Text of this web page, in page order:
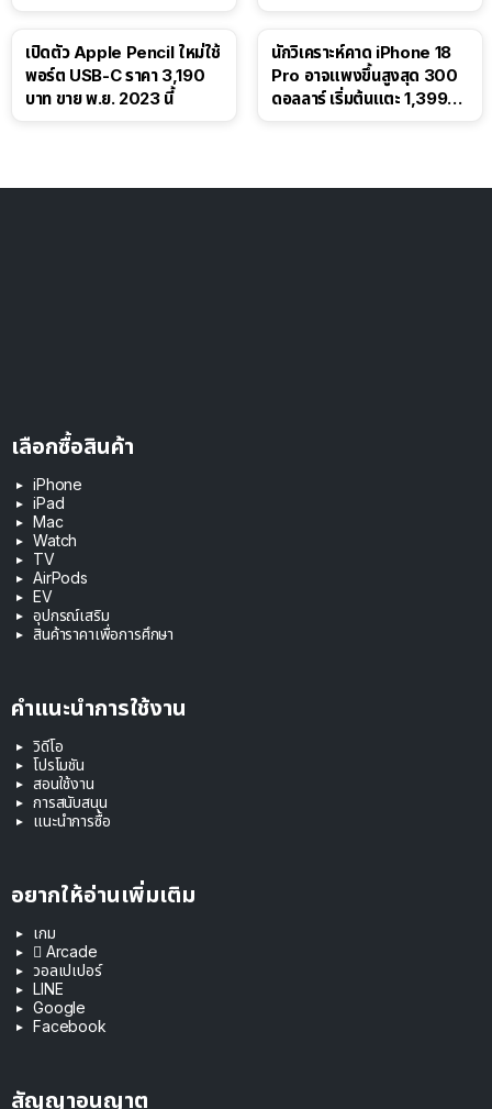
เปิดตัว Apple Pencil ใหม่ใช้
พอร์ต USB-C ราคา 3,190
บาท ขาย พ.ย. 2023 นี้
นักวิเคราะห์คาด iPhone 18
Pro อาจแพงขึ้นสูงสุด 300
ดอลลาร์ เริ่มต้นแตะ 1,399
เลือกซื้อสินค้า
iPhone
iPad
Mac
Watch
TV
AirPods
EV
อุปกรณ์เสริม
สินค้าราคาเพื่อการศึกษา
คำแนะนำการใช้งาน
วิดีโอ
โปรโมชัน
สอนใช้งาน
การสนับสนุน
แนะนำการซื้อ
อยากให้อ่านเพิ่มเติม
เกม
 Arcade
วอลเปเปอร์
LINE
Google
Facebook
สัญญาอนุญาต